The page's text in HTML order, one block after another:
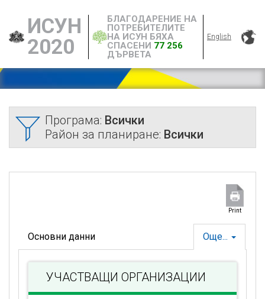
ИСУН
2020
БЛАГОДАРЕНИЕ НА
ПОТРЕБИТЕЛИТЕ
НА ИСУН БЯХА
СПАСЕНИ 77 256
ДЪРВЕТА
English
Програма: Всички
Район за планиране: Всички
Print
Още...
Основни данни
УЧАСТВАЩИ ОРГАНИЗАЦИИ